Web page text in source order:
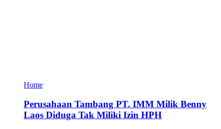
Home
Perusahaan Tambang PT. IMM Milik Benny
Laos Diduga Tak Miliki Izin HPH